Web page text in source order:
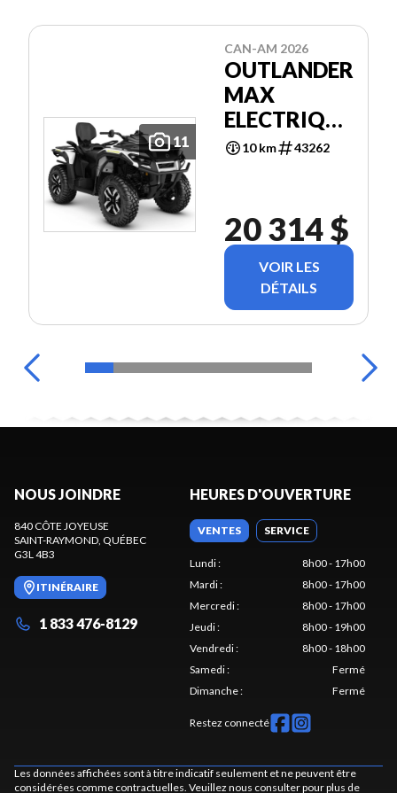
11
CAN-AM 2026
OUTLANDER
MAX
ELECTRIQUE
EV10 km 43262
20 314 $
VOIR LES
DÉTAILS
NOUS JOINDRE
840 CÔTE JOYEUSE
SAINT-RAYMOND , QUÉBEC
G3L 4B3
ITINÉRAIRE
1 833 476-8129
HEURES D'OUVERTURE
VENTES SERVICE
Lundi:
8h00 - 17h00
Mardi:
8h00 - 17h00
Mercredi:
8h00 - 17h00
Jeudi:
8h00 - 19h00
Vendredi:
8h00 - 18h00
Samedi:
Fermé
Dimanche: Fermé
Restez connecté
Les données affichées sont à titre indicatif seulement et ne peuvent être
considérées comme contractuelles. Veuillez nous consulter pour plus de